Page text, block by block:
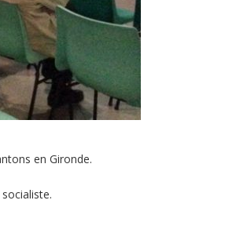
en Gironde.